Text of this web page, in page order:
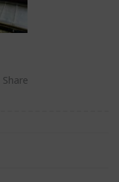
Share